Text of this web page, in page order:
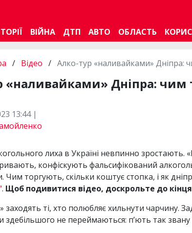
ВІЙНА ДТП АВТО ОБЛАСТЬ
/ Відео / Алко-тур «наливайками» Дніпра:
«наливайками» Дніпра: чим
13:44 |
лиха в Україні невпинно
конфіскують фальсифікований
Чим торгують, скільки коштує стопка, і як
. Щоб подивитися відео, доскрольте до кінця
заходять ті, хто полюбляє хильнути чарчину.
здебільшого не переймаються: п’ють так